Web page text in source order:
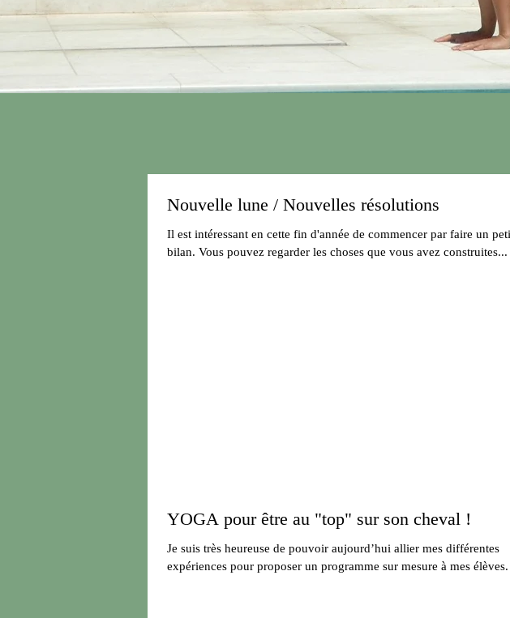
Nouvelle lune / Nouvelles résolutions
Il est intéressant en cette fin d'année de commencer par faire un
bilan. Vous pouvez regarder les choses que vous avez construites...
YOGA pour être au "top" sur son cheval !
Je suis très heureuse de pouvoir aujourd’hui allier mes différentes
expériences pour proposer un programme sur mesure à mes